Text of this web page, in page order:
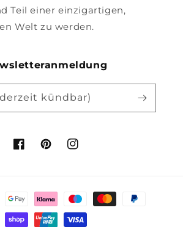
Teil einer einzigartigen,
Welt zu werden.
kündbar)
FacebookPinterestInstagram